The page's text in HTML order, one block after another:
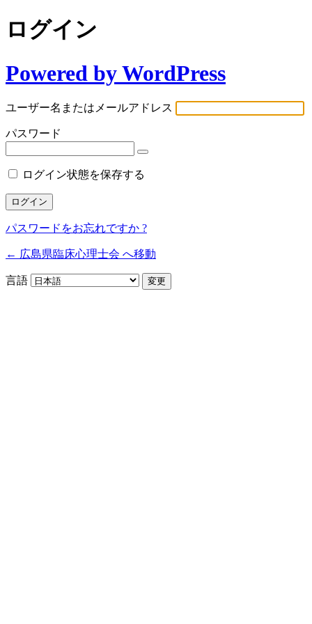
ログイン
Powered by WordPress
ユーザー名またはメールアドレス
パスワード
ログイン状態を保存する
パスワードをお忘れですか ?
← 広島県臨床心理士会 へ移動
言語